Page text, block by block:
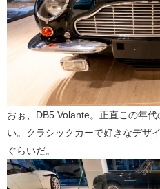
おぉ、DB5 Volante。正直この年
い。クラシックカーで好きなデザ
ぐらいだ。